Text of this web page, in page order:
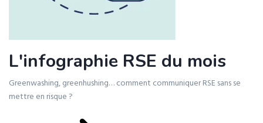
L'infographie RSE du mois
Greenwashing, greenhushing… comment communiquer RSE sans se
mettre en risque ?